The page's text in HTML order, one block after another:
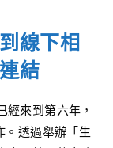
線下相
結
來到第六年，
。透過舉辦「生